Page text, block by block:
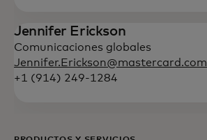
Jennifer Erickson
Comunicaciones globales
Jennifer.Erickson@mastercard.com
+1 (914) 249-1284